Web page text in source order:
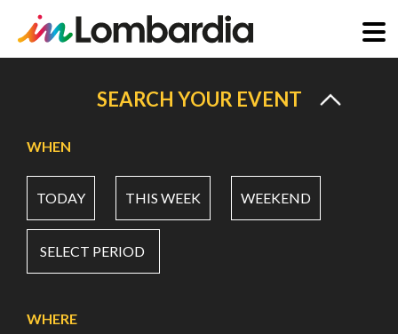
content
SEARCH YOUR EVENT
WHEN
TODAY THIS WEEK WEEKEND
SELECT PERIOD
WHERE